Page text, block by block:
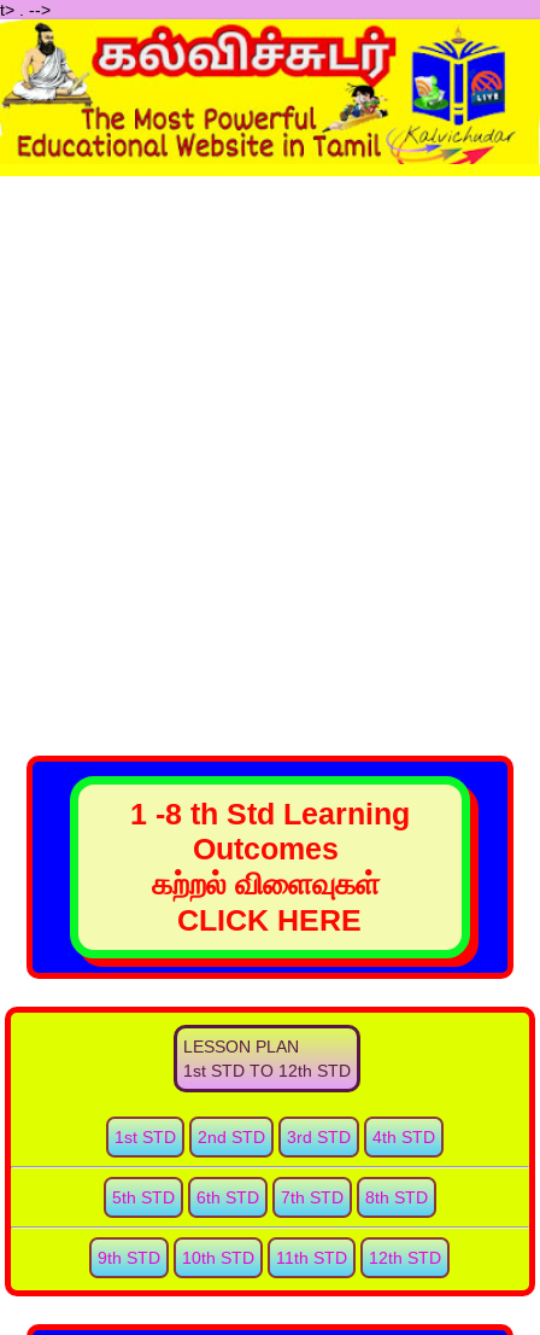
t> -->
1 -8 th Std Learning
Outcomes
கற்றல் விளைவுகள்
CLICK HERE
LESSON PLAN
1st STD TO 12th STD
1st STD 2nd STD 3rd STD 4th STD
5th STD 6th STD 7th STD 8th STD
9th STD 10th STD 11th STD 12th STD